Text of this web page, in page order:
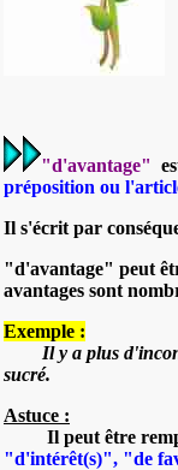
"d'avantage"
préposition ou
Il s'écrit par
"d'avantage" peut
avantages sont
Exemple :
Il y a plus
sucré.
Astuce :
Il peut être
"d'intérêt(s)", "de